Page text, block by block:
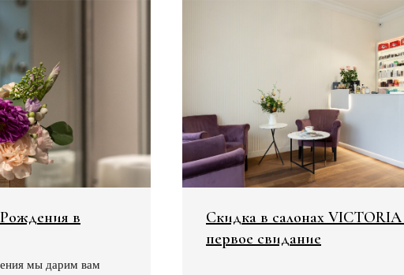
в
мы дарим вам
Скидка в салонах
первое свидание